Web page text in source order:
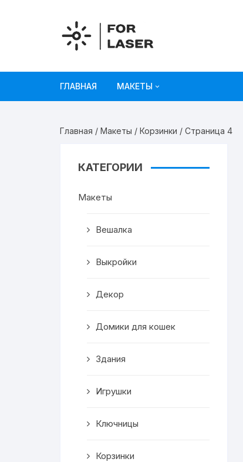
ГЛАВНАЯ МАКЕТЫ
Игрушки
Коробки из картона
Мебель
Подставки
Мини бары
Шкатулки
Главная / Макеты / Корзинки / Страница 4
КАТЕГОРИИ
Макеты
Вешалка
Выкройки
Декор
Домики для кошек
Здания
Игрушки
Ключницы
Корзинки